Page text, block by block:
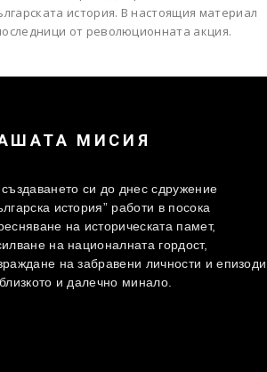
история. В настоящия материал
от революционната акция.
МИСИЯ
си до днес сдружение
история” работи в посока
на историческата памет,
на националната гордост,
на забравени личности и епизоди
и далечно минало.